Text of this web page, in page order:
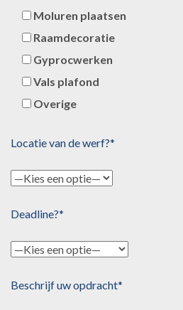
Moluren plaatsen
Raamdecoratie
Gyprocwerken
Vals plafond
Overige
Locatie van de werf?*
Deadline?*
Beschrijf uw opdracht*